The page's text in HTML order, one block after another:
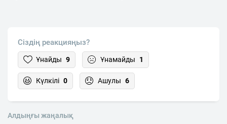
Сіздің реакцияңыз?
Ұнайды 9 Ұнамайды 1
Күлкілі 0 Ашулы 6
Алдыңғы жаңалық